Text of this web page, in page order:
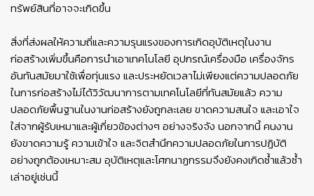
ทรัพย์สินที่อาจจะเกิดขึ้น
สิ่งที่ส่งผลให้ความถี่และความรุนแรงของการเกิดอุบัติเหตุในงาน
ก่อสร้างเพิ่มขึ้นคือการนำเอาเทคโนโลยี อุปกรณ์เครื่องมือ เครื่องจักร
อันทันสมัยมาใช้เพื่อทุ่นแรง และประหยัดเวลาไม่เพียงแต่ความปลอดภัย
ในการก่อสร้างไม่ได้วิวัฒนาการตามเทคโนโลยีที่ทันสมัยแล้ว ความ
ปลอดภัยพื้นฐานในงานก่อสร้างยังถูกละเลย ขาดความสนใจ และเอาใจ
ใส่จากผู้รับเหมาและผู้เกี่ยวข้องต่างๆ อย่างจริงจัง นอกจากนี้ คนงาน
ยังขาดความรู้ ความเข้าใจ และจิตสำนึกความปลอดภัยในการปฏิบัติ
อย่างถูกต้องเหมาะสม อุบัติเหตุและโศกนาฏกรรมจึงยังคงเกิดซ้ำแล้วซ้ำ
เล่าอยู่เช่นนี้